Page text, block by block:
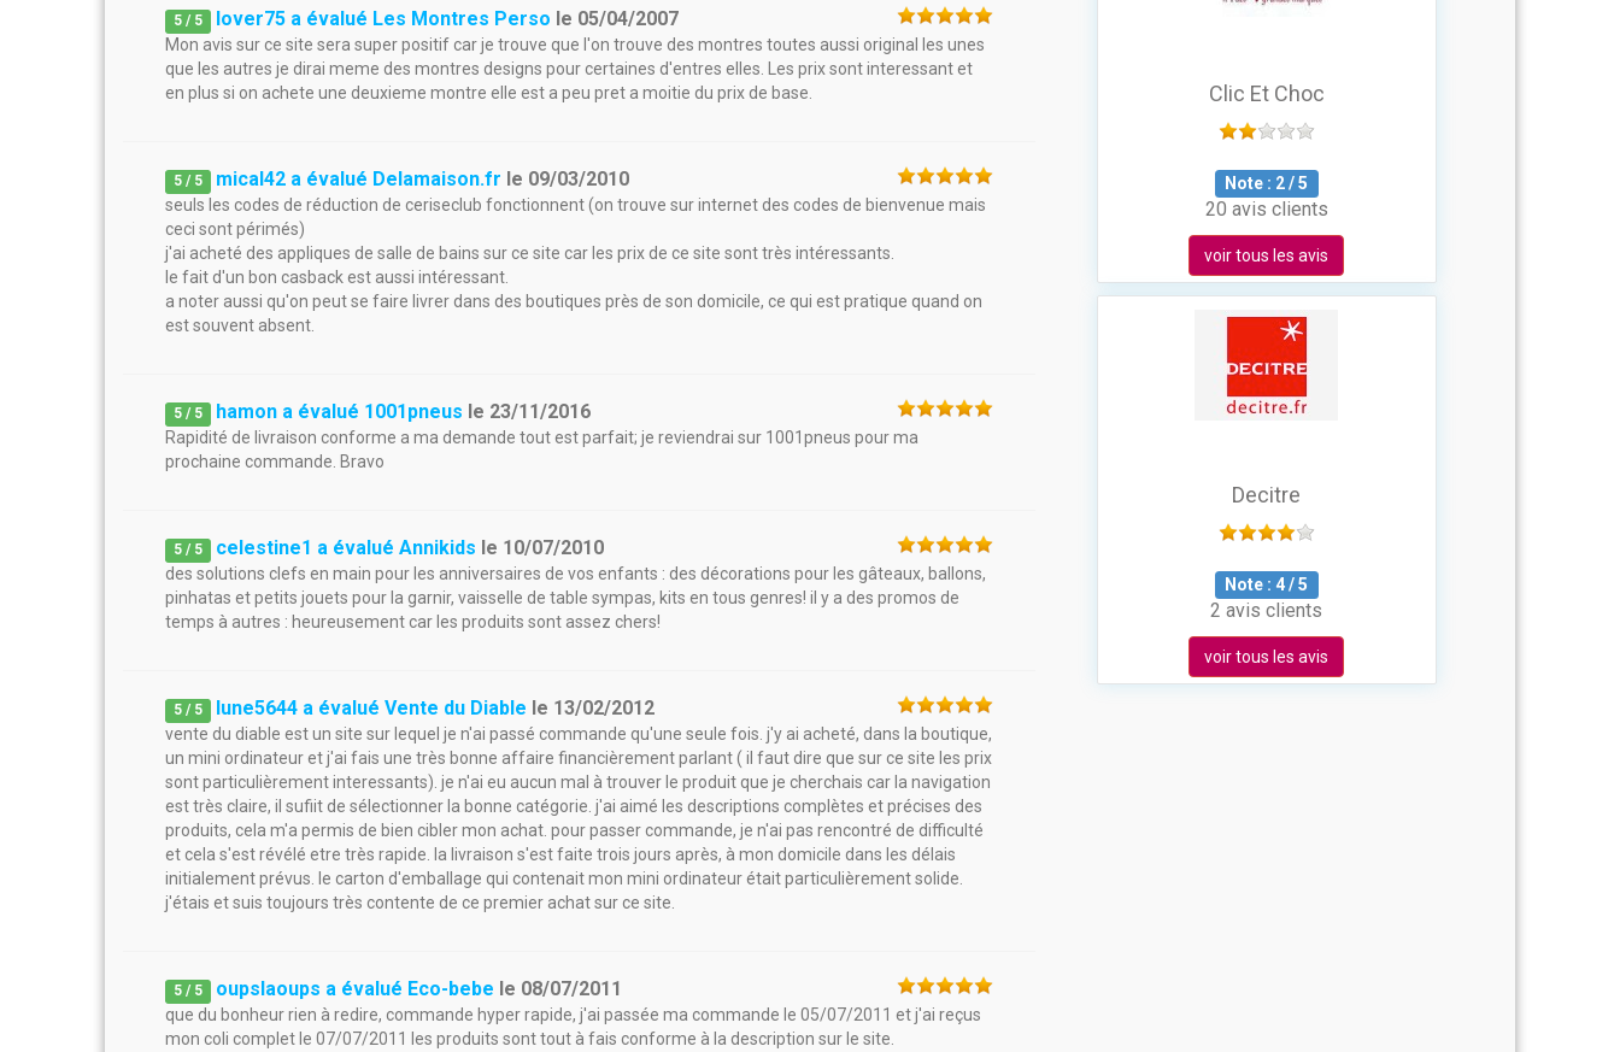
5 / 5 lover75 a évalué Les Montres Perso le 05/04/2007
Mon avis sur ce site sera super positif car je trouve que l'on trouve des montres toutes aussi original les unes
que les autres je dirai meme des montres designs pour certaines d'entres elles. Les prix sont interessant et
en plus si on achete une deuxieme montre elle est a peu pret a moitie du prix de base.
5 / 5 mical42 a évalué Delamaison.fr le 09/03/2010
seuls les codes de réduction de ceriseclub fonctionnent (on trouve sur internet des codes de bienvenue mais
ceci sont périmés)
j'ai acheté des appliques de salle de bains sur ce site car les prix de ce site sont très intéressants.
le fait d'un bon casback est aussi intéressant.
a noter aussi qu'on peut se faire livrer dans des boutiques près de son domicile, ce qui est pratique quand on
est souvent absent.
5 / 5 hamon a évalué 1001pneus le 23/11/2016
Rapidité de livraison conforme a ma demande tout est parfait; je reviendrai sur 1001pneus pour ma
prochaine commande. Bravo
5 / 5 celestine1 a évalué Annikids le 10/07/2010
des solutions clefs en main pour les anniversaires de vos enfants : des décorations pour les gâteaux, ballons,
pinhatas et petits jouets pour la garnir, vaisselle de table sympas, kits en tous genres! il y a des promos de
temps à autres : heureusement car les produits sont assez chers!
5 / 5 lune5644 a évalué Vente du Diable le 13/02/2012
vente du diable est un site sur lequel je n'ai passé commande qu'une seule fois. j'y ai acheté, dans la boutique,
un mini ordinateur et j'ai fais une très bonne affaire financièrement parlant ( il faut dire que sur ce site les prix
sont particulièrement interessants). je n'ai eu aucun mal à trouver le produit que je cherchais car la navigation
est très claire, il sufiit de sélectionner la bonne catégorie. j'ai aimé les descriptions complètes et précises des
produits, cela m'a permis de bien cibler mon achat. pour passer commande, je n'ai pas rencontré de difficulté
et cela s'est révélé etre très rapide. la livraison s'est faite trois jours après, à mon domicile dans les délais
initialement prévus. le carton d'emballage qui contenait mon mini ordinateur était particulièrement solide.
j'étais et suis toujours très contente de ce premier achat sur ce site.
5 / 5 oupslaoups a évalué Eco-bebe le 08/07/2011
que du bonheur rien à redire, commande hyper rapide, j'ai passée ma commande le 05/07/2011 et j'ai reçus
mon coli complet le 07/07/2011 les produits sont tout à fais conforme à la description sur le site.
Clic Et Choc
Note : 2/5
20 avis clients
voir tous les avis
Decitre
Note : 4/5
2 avis clients
voir tous les avis